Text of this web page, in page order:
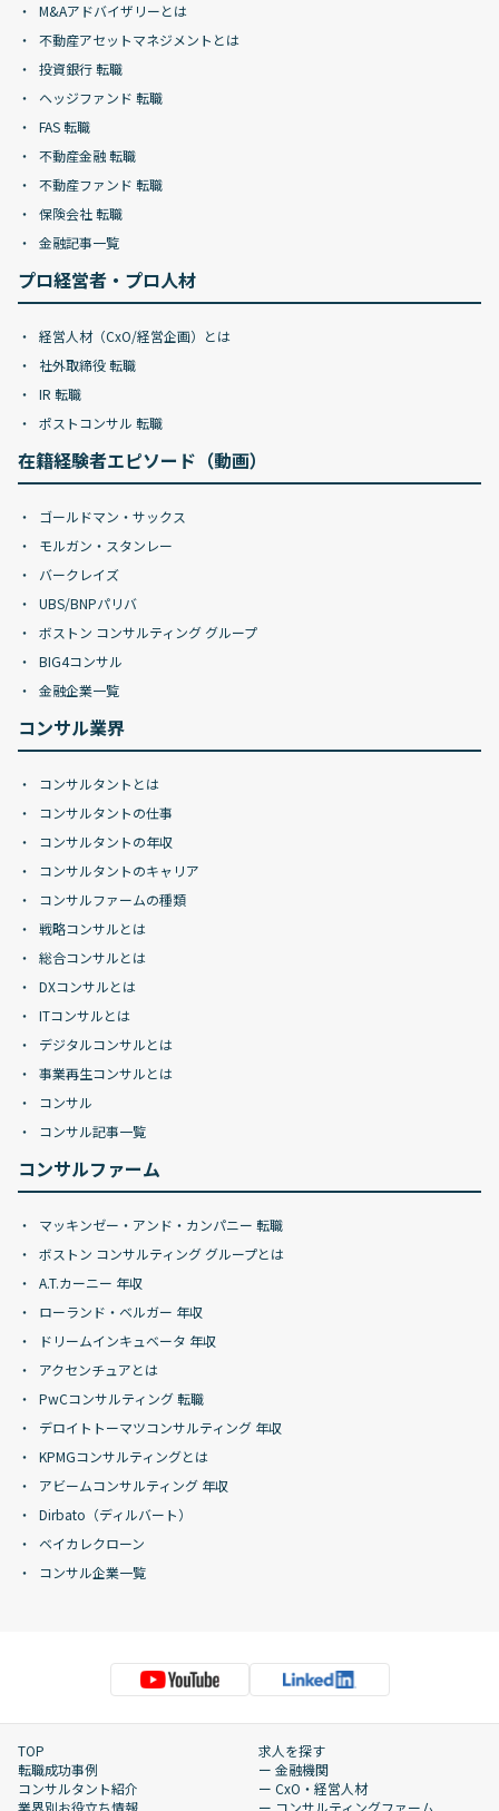
M&Aアドバイザリーとは
不動産アセットマネジメントとは
投資銀行 転職
ヘッジファンド 転職
FAS 転職
不動産金融 転職
不動産ファンド 転職
保険会社 転職
金融記事一覧
プロ経営者・プロ人材
経営人材（CxO/経営企画）とは
社外取締役 転職
IR 転職
ポストコンサル 転職
在籍経験者エピソード（動画）
ゴールドマン・サックス
モルガン・スタンレー
バークレイズ
UBS/BNPパリバ
ボストン コンサルティング グループ
BIG4コンサル
金融企業一覧
コンサル業界
コンサルタントとは
コンサルタントの仕事
コンサルタントの年収
コンサルタントのキャリア
コンサルファームの種類
戦略コンサルとは
総合コンサルとは
DXコンサルとは
ITコンサルとは
デジタルコンサルとは
事業再生コンサルとは
コンサル
コンサル記事一覧
コンサルファーム
マッキンゼー・アンド・カンパニー 転職
ボストン コンサルティング グループとは
A.T.カーニー 年収
ローランド・ベルガー 年収
ドリームインキュベータ 年収
アクセンチュアとは
PwCコンサルティング 転職
デロイトトーマツコンサルティング 年収
KPMGコンサルティングとは
アビームコンサルティング 年収
Dirbato（ディルバート）
ベイカレクローン
コンサル企業一覧
TOP
転職成功事例
コンサルタント紹介
業界別お役立ち情報
求人を探す
ー 金融機関
ー CxO・経営人材
ー コンサルティングファーム